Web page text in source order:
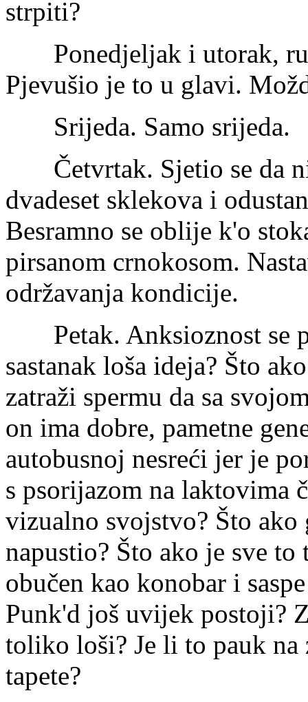
strpiti?
Ponedjeljak i utorak,
Pjevušio je to u glavi.
Srijeda. Samo srijeda.
Četvrtak. Sjetio se da
dvadeset sklekova i
Besramno se oblije k'o
pirsanom crnokosom.
održavanja kondicije.
Petak. Anksioznost se
sastanak loša ideja? Što
zatraži spermu da sa
on ima dobre, pametne
autobusnoj nesreći jer je
s psorijazom na laktovima
vizualno svojstvo? Što ako
napustio? Što ako je sve
obučen kao konobar i
Punk'd još uvijek postoji?
toliko loši? Je li to pauk
tapete?